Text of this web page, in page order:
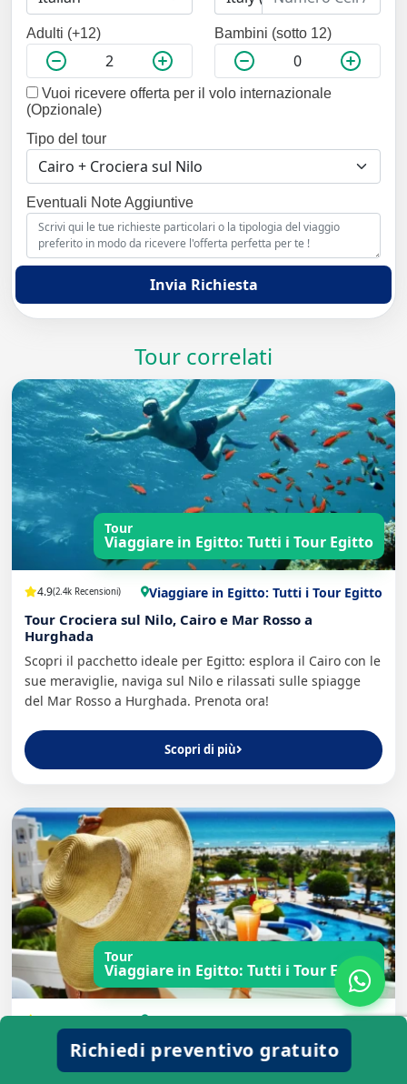
Adulti (+12) Bambini (sotto 12)
Vuoi ricevere offerta per il volo internazionale
(Opzionale)
Tipo del tour
Eventuali Note Aggiuntive
Invia Richiesta
Tour correlati
Tour
Viaggiare in Egitto: Tutti i Tour Egitto
4.9(2.4k Recensioni) Viaggiare in Egitto: Tutti i Tour Egitto
Tour Crociera sul Nilo, Cairo e Mar Rosso a
Hurghada
Scopri il pacchetto ideale per Egitto: esplora il Cairo con le
sue meraviglie, naviga sul Nilo e rilassati sulle spiagge
del Mar Rosso a Hurghada. Prenota ora!
Scopri di più
Tour
Viaggiare in Egitto: Tutti i Tour Egitto
4.9 Viaggiare in Egitto: Tutti i Tour Egitto
Tour Cairo e crociera Nilo con estensione a Marsa
Matrouh
Richiedi preventivo gratuito